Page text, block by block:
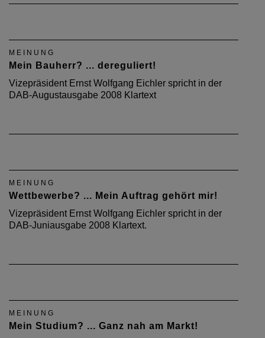
MEINUNG
Mein Bauherr? ... dereguliert!
Vizepräsident Ernst Wolfgang Eichler spricht in der
DAB-Augustausgabe 2008 Klartext
MEINUNG
Wettbewerbe? ... Mein Auftrag gehört mir!
Vizepräsident Ernst Wolfgang Eichler spricht in der
DAB-Juniausgabe 2008 Klartext.
MEINUNG
Mein Studium? ... Ganz nah am Markt!